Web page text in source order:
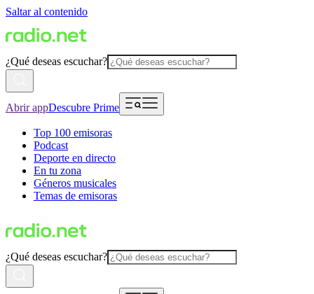
Saltar al contenido
¿Qué deseas escuchar?
Abrir appDescubre Prime
Top 100 emisoras
Podcast
Deporte en directo
En tu zona
Géneros musicales
Temas de emisoras
¿Qué deseas escuchar?